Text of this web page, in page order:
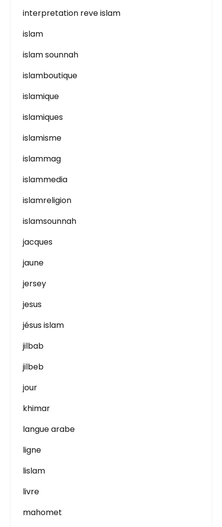
interpretation reve islam
islam
islam sounnah
islamboutique
islamique
islamiques
islamisme
islammag
islammedia
islamreligion
islamsounnah
jacques
jaune
jersey
jesus
jésus islam
jilbab
jilbeb
jour
khimar
langue arabe
ligne
lislam
livre
mahomet